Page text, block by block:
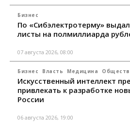
Бизнес
По «Сибэлектротерму»
листы на полмиллиарда
07 августа 2026, 08:00
Бизнес Власть Медицина
Искусственный интеллект
привлекать к разработке
России
06 августа 2026, 19:00